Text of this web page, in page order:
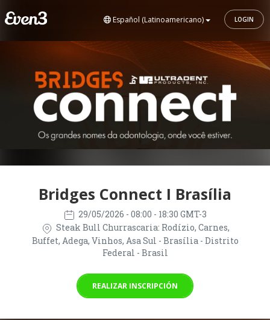
Español (Latinoamericano) LOGIN
Bridges Connect I Brasília
29/05/2026 - 08:00 - 18:30 GMT-3
Steak Bull Churrascaria: Rodízio, Carnes,
Buffet, Adega, Vinhos, Asa Sul - Brasília - Distrito
Federal - Brasil
REALIZAR INSCRIPCIÓN